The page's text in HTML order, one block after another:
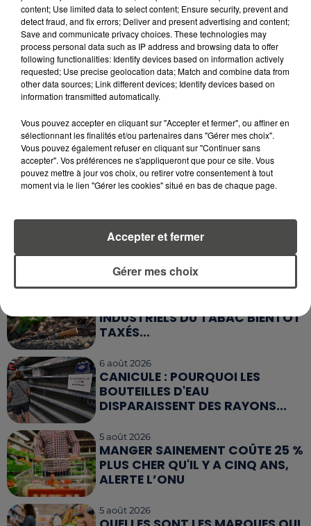
A LIRE AUSSI...
7 août 2026
PETIT-DÉJEUNER : EST-IL
VRAIMENT OBLIGATOIRE DE
MANGER LE MATIN ?
WEEK-END ROUGE SUR LES
ROUTES : LE GRAND OUEST SE
PRÉPARE À UN...
6 août 2026
INDUSTRIELS DU TABAC BIENTÔT
TAXÉS...
6 août 2026
CANICULE : POURQUOI LES
BOUTEILLES D'EAU
DISPARAISSENT DES RAYONS...
5 août 2026
MANGER SAINEMENT COÛTE 25 %
PLUS CHER QU'IL Y A CINQ ANS,
ALERTE L’ONU
5 août 2026
content; Use limited data to select content; Ensure security, prevent and
detect fraud, and fix errors; Deliver and present advertising and content;
Save and communicate privacy choices. These technologies may
process personal data such as IP address and browsing data to offer
following functionalities: Identify devices based on information actively
requested; Use precise geolocation data; Match and combine data from
other data sources; Link different devices; Identify devices based on
information transmitted automatically.
Vous pouvez accepter en cliquant sur "Accepter et fermer", ou affiner en
sélectionnant les finalités et/ou partenaires dans "Gérer mes choix".
Vous pouvez également refuser en cliquant sur "Continuer sans
accepter". Vos préférences ne s'appliqueront que pour ce site. Vous
pouvez mettre à jour vos choix, ou retirer votre consentement à tout
moment via le lien "Gérer les cookies" situé en bas de chaque page.
Gérer mes choix
Accepter et fermer